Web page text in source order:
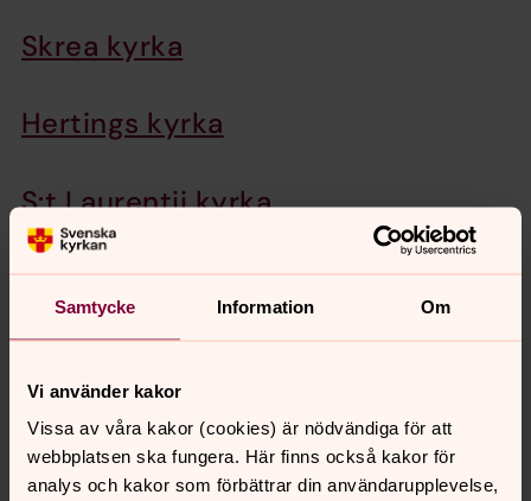
Samtycke Information Om
Vi använder kakor
Vissa av våra kakor (cookies) är nödvändiga för att
webbplatsen ska fungera. Här finns också kakor för
analys och kakor som förbättrar din användarupplevelse,
Skrea kyrka
Hertings kyrka
S:t Laurentii kyrka
Synpunkter eller frågor på sidans
falkenbergs.pastorat@svenskakyrkan.se
Dela